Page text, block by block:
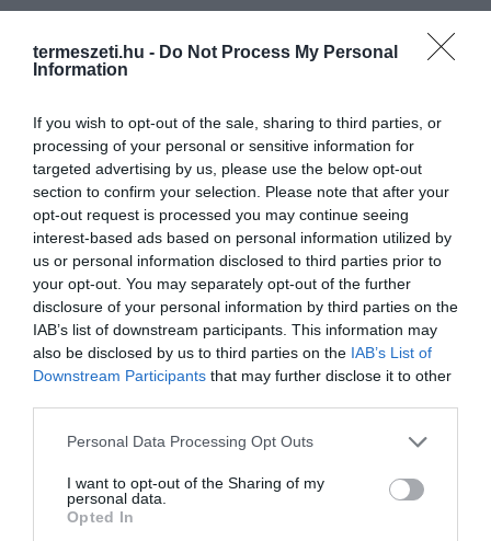
termeszeti.hu - Do Not Process My Personal
Information
If you wish to opt-out of the sale, sharing to third parties, or
processing of your personal or sensitive information for
targeted advertising by us, please use the below opt-out
section to confirm your selection. Please note that after your
opt-out request is processed you may continue seeing
interest-based ads based on personal information utilized by
us or personal information disclosed to third parties prior to
your opt-out. You may separately opt-out of the further
disclosure of your personal information by third parties on the
IAB’s list of downstream participants. This information may
also be disclosed by us to third parties on the IAB’s List of
Downstream Participants that may further disclose it to other
Please note that this website/app uses one or more Google
not limited to your visit or usage behaviour. You may click to
grant or deny consent to Google and its third-party tags to
use your data for below specified purposes in below Google
Personal Data Processing Opt Outs
I want to opt-out of the Sharing of my
personal data.
Opted In